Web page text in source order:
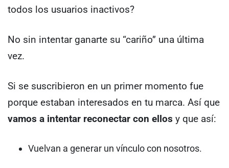
todos los usuarios inactivos?
No sin intentar ganarte su “cariño” una última
vez.
Si se suscribieron en un primer momento fue
porque estaban interesados en tu marca. Así que
vamos a intentar reconectar con ellos y que así:
Vuelvan a generar un vínculo con nosotros.